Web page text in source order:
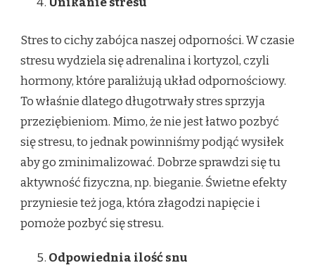
Stres to cichy zabójca naszej odporności. W czasie
stresu wydziela się adrenalina i kortyzol, czyli
hormony, które paraliżują układ odpornościowy.
To właśnie dlatego długotrwały stres sprzyja
przeziębieniom. Mimo, że nie jest łatwo pozbyć
się stresu, to jednak powinniśmy podjąć wysiłek
aby go zminimalizować. Dobrze sprawdzi się tu
aktywność fizyczna, np. bieganie. Świetne efekty
przyniesie też joga, która złagodzi napięcie i
pomoże pozbyć się stresu.
Odpowiednia ilość snu